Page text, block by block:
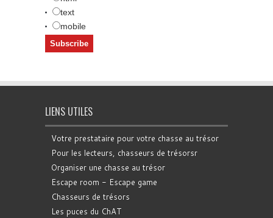
text
mobile
LIENS UTILES
Votre prestataire pour votre chasse au trésor
Pour les lecteurs, chasseurs de trésorsr
Organiser une chasse au trésor
Escape room - Escape game
Chasseurs de trésors
Les puces du ChAT